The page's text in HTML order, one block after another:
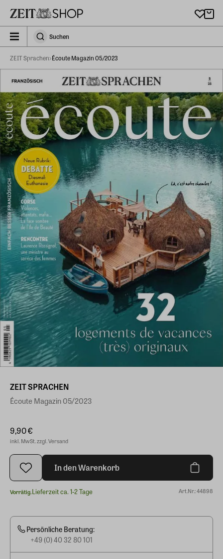
zeit_storefront.components.search.collapsed
SuchenSuchen
ZEIT Sprachen Écoute Magazin 05/2023
ZEIT SPRACHEN
Écoute Magazin 05/2023
9,90 €
inkl. MwSt. zzgl. Versand
In den Warenkorb
Vorrätig.Lieferzeit ca. 1-2 Tage Art.Nr.: 44898
Persönliche Beratung:
+49 (0) 40 32 80 101